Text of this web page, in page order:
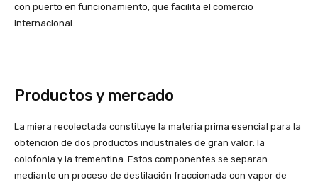
con puerto en funcionamiento, que facilita el comercio
internacional.
Productos y mercado
La miera recolectada constituye la materia prima esencial para la
obtención de dos productos industriales de gran valor: la
colofonia y la trementina. Estos componentes se separan
mediante un proceso de destilación fraccionada con vapor de